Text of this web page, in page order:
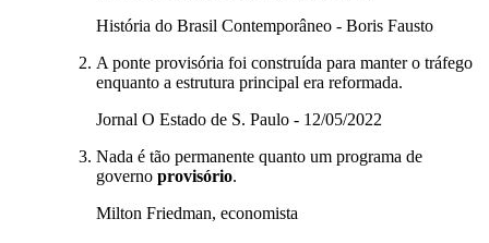
História do Brasil Contemporâneo - Boris Fausto
A ponte provisória foi construída para manter o tráfego
enquanto a estrutura principal era reformada.
Jornal O Estado de S. Paulo - 12/05/2022
Nada é tão permanente quanto um programa de
governo provisório.
Milton Friedman, economista